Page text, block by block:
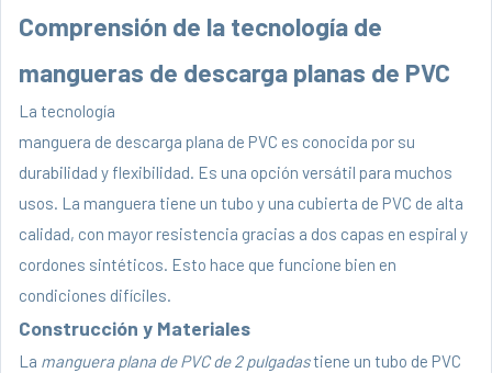
Comprensión de la tecnología de
mangueras de descarga planas de PVC
La tecnología
manguera de descarga plana de PVC es conocida por su
durabilidad y flexibilidad. Es una opción versátil para muchos
usos. La manguera tiene un tubo y una cubierta de PVC de alta
calidad, con mayor resistencia gracias a dos capas en espiral y
cordones sintéticos. Esto hace que funcione bien en
condiciones difíciles.
Construcción y Materiales
La manguera plana de PVC de 2 pulgadastiene un tubo de PVC